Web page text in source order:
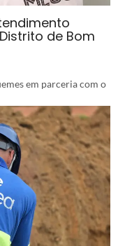
de Bom
em parceria com o